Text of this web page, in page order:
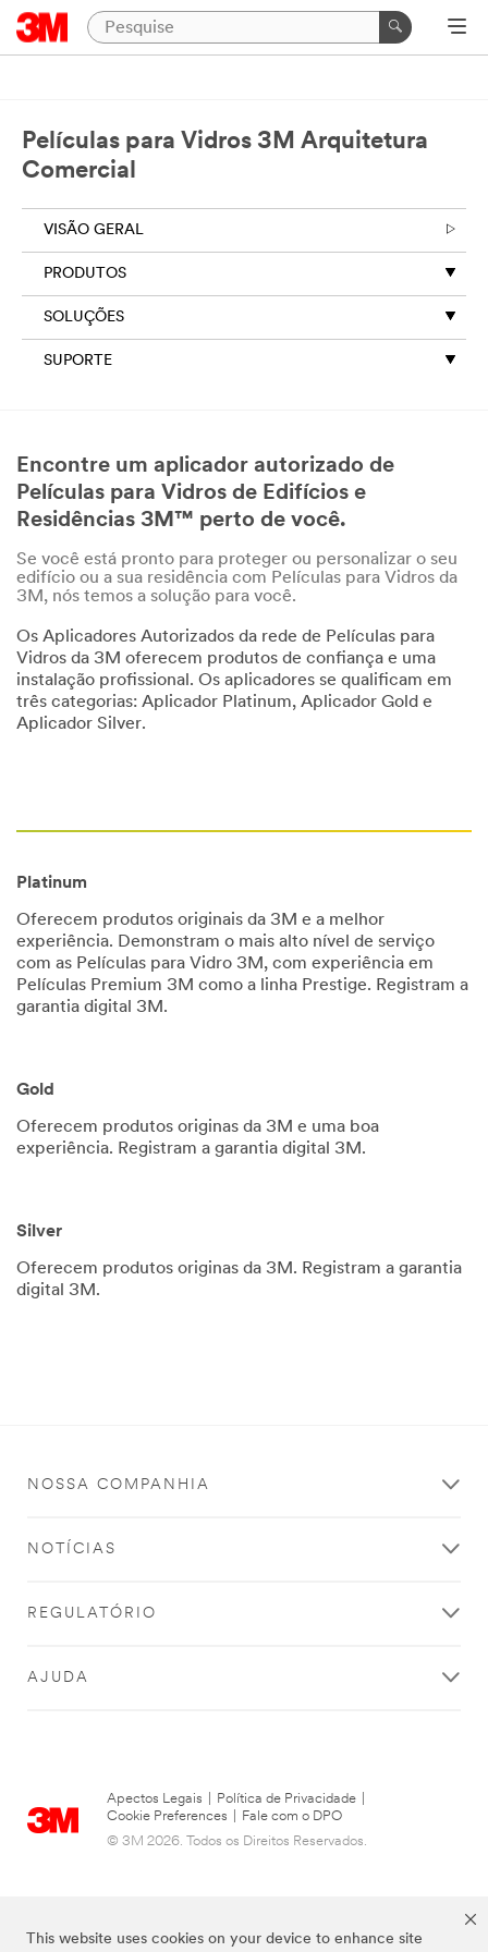
This website uses cookies on your device to enhance site
Películas para Vidros 3M Arquitetura
Comercial
VISÃO GERAL
PRODUTOS
SOLUÇÕES
SUPORTE
Encontre um aplicador autorizado de
Películas para Vidros de Edifícios e
Residências 3M™ perto de você.
Se você está pronto para proteger ou personalizar o seu
edifício ou a sua residência com Películas para Vidros da
3M, nós temos a solução para você.
Os Aplicadores Autorizados da rede de Películas para
Vidros da 3M oferecem produtos de confiança e uma
instalação profissional. Os aplicadores se qualificam em
três categorias: Aplicador Platinum, Aplicador Gold e
Aplicador Silver.
Platinum
Oferecem produtos originais da 3M e a melhor
experiência. Demonstram o mais alto nível de serviço
com as Películas para Vidro 3M, com experiência em
Películas Premium 3M como a linha Prestige. Registram a
garantia digital 3M.
Gold
Oferecem produtos originas da 3M e uma boa
experiência. Registram a garantia digital 3M.
Silver
Oferecem produtos originas da 3M. Registram a garantia
digital 3M.
NOSSA COMPANHIA
NOTÍCIAS
REGULATÓRIO
AJUDA
Apectos Legais Política de Privacidade
Cookie Preferences
Fale com o DPO
© 3M 2026. Todos os Direitos Reservados.